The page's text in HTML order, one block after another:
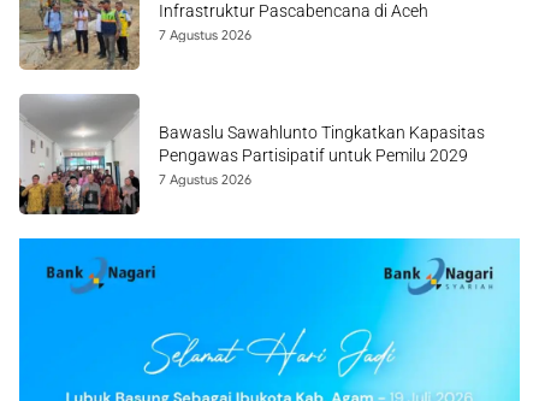
Infrastruktur Pascabencana di Aceh
7 Agustus 2026
Bawaslu Sawahlunto Tingkatkan Kapasitas
Pengawas Partisipatif untuk Pemilu 2029
7 Agustus 2026